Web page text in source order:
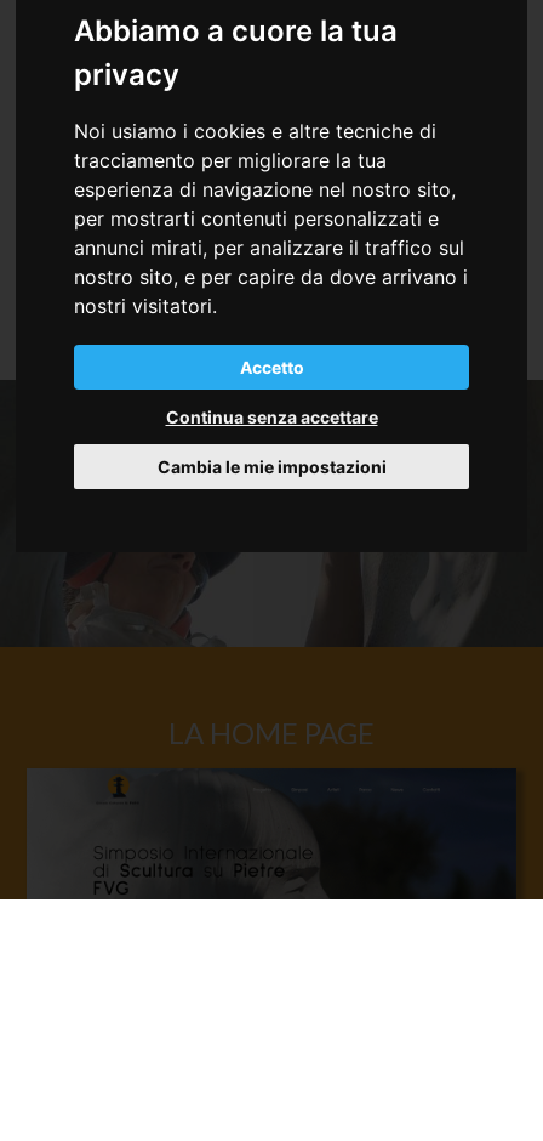
Abbiamo a cuore la tua
privacy
Noi usiamo i cookies e altre tecniche di
tracciamento per migliorare la tua
esperienza di navigazione nel nostro sito,
per mostrarti contenuti personalizzati e
annunci mirati, per analizzare il traffico sul
nostro sito, e per capire da dove arrivano i
nostri visitatori.
Accetto
Continua senza accettare
Cambia le mie impostazioni
Il Circolo Culturale Il Faro organizza dal 1998 il
Simposio Internazionale di Scultura su Pietre del
Ogni estate ospita artisti di livello internazionale al
Parco Sculture di Vergnacco, a Reana del Rojale.
Per loro abbiamo realizzato il nuovo sito internet,
valorizzando in particolare la sezione degli artisti e
delle opere che di anno in anno realizzano.
LA HOME PAGE